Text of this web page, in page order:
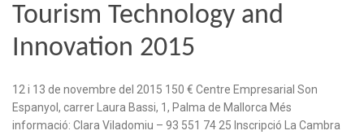
Tourism Technology and
Innovation 2015
12 i 13 de novembre del 2015 150 € Centre Empresarial Son
Espanyol, carrer Laura Bassi, 1, Palma de Mallorca Més
informació: Clara Viladomiu – 93 551 74 25 Inscripció La Cambra